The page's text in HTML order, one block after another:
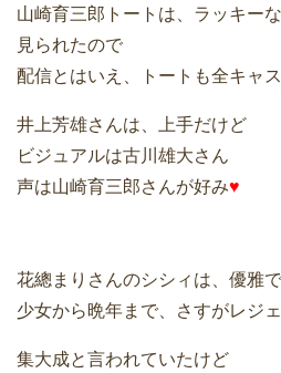
山崎育三郎トートは、ラッキー
見られたので
配信とはいえ、トートも全キャ
井上芳雄さんは、上手だけど
ビジュアルは古川雄大さん
声は山崎育三郎さんが好み♥
花總まりさんのシシィは、優雅
少女から晩年まで、さすがレジ
集大成と言われていたけど